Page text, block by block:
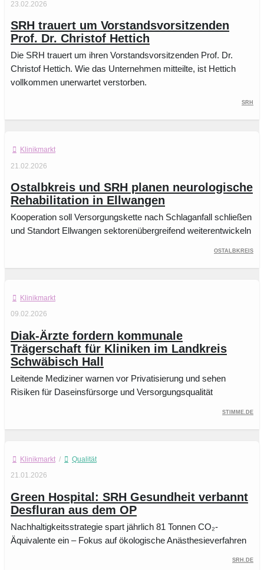
23.02.2026
SRH trauert um Vorstandsvorsitzenden
Prof. Dr. Christof Hettich
Die SRH trauert um ihren Vorstandsvorsitzenden Prof. Dr.
Christof Hettich. Wie das Unternehmen mitteilte, ist Hettich
vollkommen unerwartet verstorben.
SRH
Klinikmarkt
21.02.2026
Ostalbkreis und SRH planen neurologische
Rehabilitation in Ellwangen
Kooperation soll Versorgungskette nach Schlaganfall schließen
und Standort Ellwangen sektorenübergreifend weiterentwickeln
Ostalbkreis
Klinikmarkt
09.02.2026
Diak-Ärzte fordern kommunale
Trägerschaft für Kliniken im Landkreis
Schwäbisch Hall
Leitende Mediziner warnen vor Privatisierung und sehen
Risiken für Daseinsfürsorge und Versorgungsqualität
Stimme.de
Klinikmarkt /
Qualität
21.01.2026
Green Hospital: SRH Gesundheit verbannt
Desfluran aus dem OP
Nachhaltigkeitsstrategie spart jährlich 81 Tonnen CO₂-
Äquivalente ein – Fokus auf ökologische Anästhesieverfahren
SRH.de